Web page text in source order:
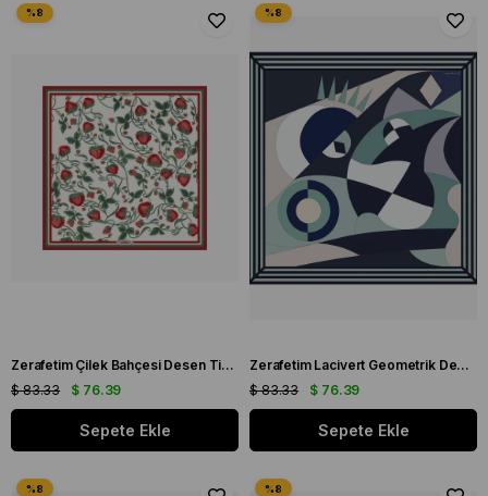
Zerafetim Çilek Bahçesi Desen Tivil İpek Eşarp
$ 76.39
$ 83.33
Sepete Ekle
Zerafetim Lacivert Geometrik Desen Tivil İpek Eşarp
$ 76.39
$ 83.33
Sepete Ekle